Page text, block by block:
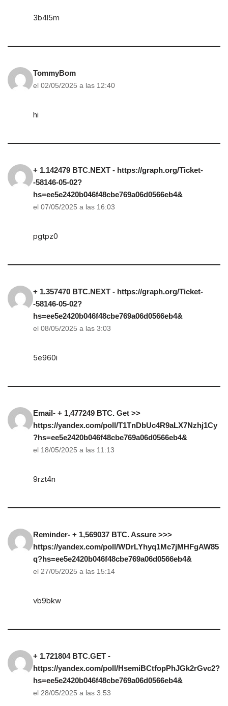
3b4l5m
TommyBom
el 02/05/2025 a las 12:40
hi
+ 1.142479 BTC.NEXT - https://graph.org/Ticket-
-58146-05-02?
hs=ee5e2420b046f48cbe769a06d0566eb4&
el 07/05/2025 a las 16:03
pgtpz0
+ 1.357470 BTC.NEXT - https://graph.org/Ticket-
-58146-05-02?
hs=ee5e2420b046f48cbe769a06d0566eb4&
el 08/05/2025 a las 3:03
5e960i
Email- + 1,477249 BTC. Get >>
https://yandex.com/poll/T1TnDbUc4R9aLX7Nzhj1Cy
?hs=ee5e2420b046f48cbe769a06d0566eb4&
el 18/05/2025 a las 11:13
9rzt4n
Reminder- + 1,569037 BTC. Assure >>>
https://yandex.com/poll/WDrLYhyq1Mc7jMHFgAW85
q?hs=ee5e2420b046f48cbe769a06d0566eb4&
el 27/05/2025 a las 15:14
vb9bkw
+ 1.721804 BTC.GET -
https://yandex.com/poll/HsemiBCtfopPhJGk2rGvc2?
hs=ee5e2420b046f48cbe769a06d0566eb4&
el 28/05/2025 a las 3:53